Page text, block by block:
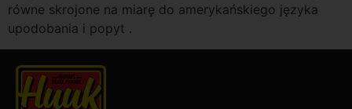
równe skrojone na miarę do amerykańskiego języka
upodobania i popyt .